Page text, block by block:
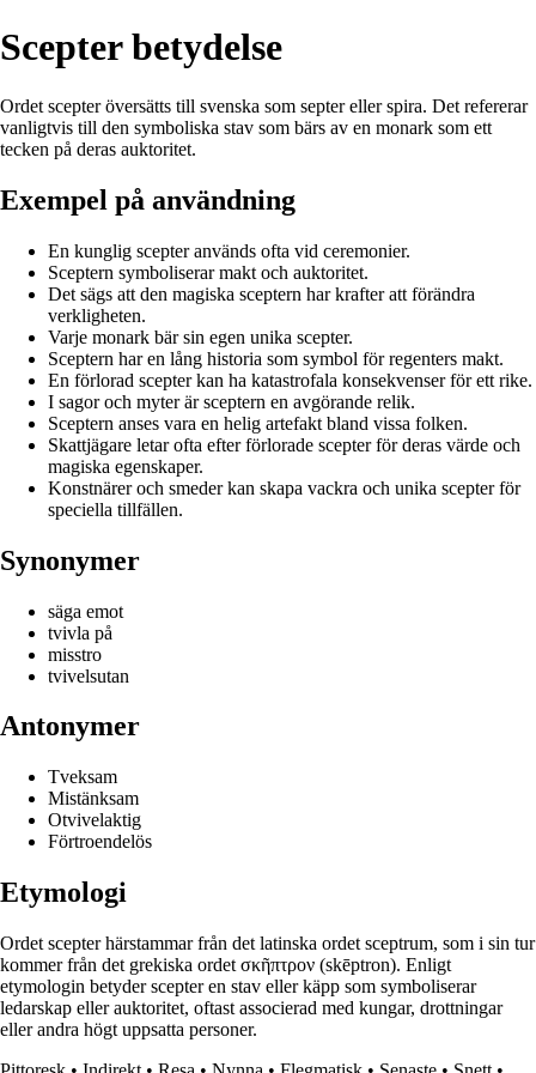
Scepter betydelse
Ordet scepter översätts till svenska som septer eller spira. Det refererar
vanligtvis till den symboliska stav som bärs av en monark som ett
tecken på deras auktoritet.
Exempel på användning
En kunglig scepter används ofta vid ceremonier.
Sceptern symboliserar makt och auktoritet.
Det sägs att den magiska sceptern har krafter att förändra
verkligheten.
Varje monark bär sin egen unika scepter.
Sceptern har en lång historia som symbol för regenters makt.
En förlorad scepter kan ha katastrofala konsekvenser för ett rike.
I sagor och myter är sceptern en avgörande relik.
Sceptern anses vara en helig artefakt bland vissa folken.
Skattjägare letar ofta efter förlorade scepter för deras värde och
magiska egenskaper.
Konstnärer och smeder kan skapa vackra och unika scepter för
speciella tillfällen.
Synonymer
säga emot
tvivla på
misstro
tvivelsutan
Antonymer
Tveksam
Mistänksam
Otvivelaktig
Förtroendelös
Etymologi
Ordet scepter härstammar från det latinska ordet sceptrum, som i sin tur
kommer från det grekiska ordet σκῆπτρον (skēptron). Enligt
etymologin betyder scepter en stav eller käpp som symboliserar
ledarskap eller auktoritet, oftast associerad med kungar, drottningar
eller andra högt uppsatta personer.